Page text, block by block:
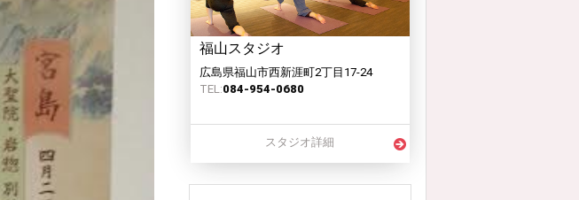
福山スタジオ
広島県福山市西新涯町2丁目17-24
TEL:084-954-0680
スタジオ詳細